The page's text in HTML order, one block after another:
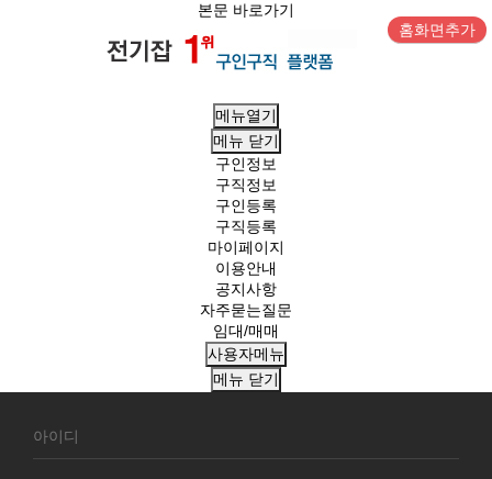
본문 바로가기
홈화면추가
메뉴열기
메뉴 닫기
구인정보
구직정보
구인등록
구직등록
마이페이지
이용안내
공지사항
자주묻는질문
임대/매매
사용자메뉴
메뉴 닫기
원